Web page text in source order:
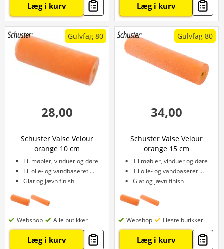
Læg i kurv Læg i kurv
Gulvfag 80
28,00
Schuster Valse Velour
orange 10 cm
Til møbler, vinduer og døre
Til olie- og vandbaseret maling
Glat og jævn finish
Webshop Alle butikker
Læg i kurv
Gulvfag 80
34,00
Schuster Valse Velour
orange 15 cm
Til møbler, vinduer og døre
Til olie- og vandbaseret maling
Glat og jævn finish
Webshop Fleste butikker
Læg i kurv